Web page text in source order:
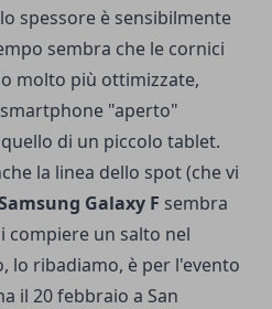
spessore è sensibilmente
sembra che le cornici
molto più ottimizzate,
"aperto"
di un piccolo tablet.
la linea dello spot (che vi
Galaxy F sembra
un salto nel
lo ribadiamo, è per l'evento
il 20 febbraio a San